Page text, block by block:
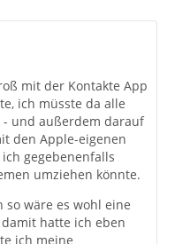
mit der Kontakte App
ich müsste da alle
und außerdem darauf
den Apple-eigenen
gegebenenfalls
umziehen könnte.
wäre es wohl eine
hatte ich eben
ich meine